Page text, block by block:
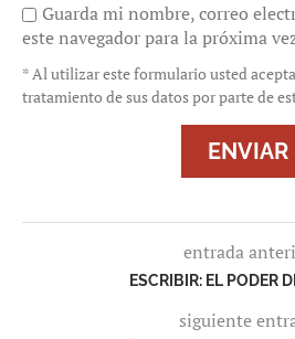
Guarda mi nombre, correo
este navegador para la próxima
* Al utilizar este formulario usted
tratamiento de sus datos por parte de
entrada
ESCRIBIR: EL PODER
siguiente